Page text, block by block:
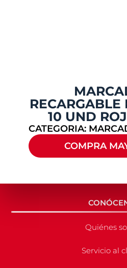
RECARGABLE
10 UND
CATEGORIA:
COMPRA
Quiénes
Servicio al